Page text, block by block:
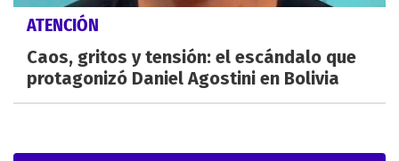
ATENCIÓN
Caos, gritos y tensión: el escándalo que
protagonizó Daniel Agostini en Bolivia